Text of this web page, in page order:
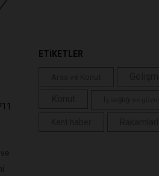
ETİKETLER